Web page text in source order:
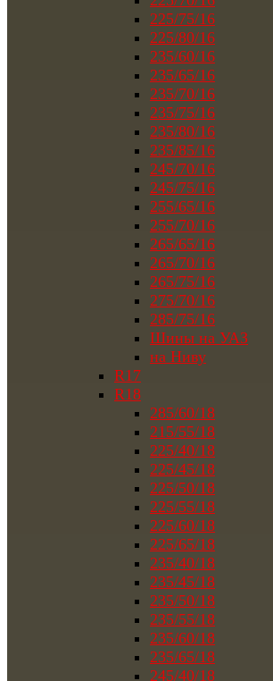
225/75/16
225/80/16
235/60/16
235/65/16
235/70/16
235/75/16
235/80/16
235/85/16
245/70/16
245/75/16
255/65/16
255/70/16
265/65/16
265/70/16
265/75/16
275/70/16
285/75/16
Шины на УАЗ
на Ниву
R17
R18
285/60/18
215/55/18
225/40/18
225/45/18
225/50/18
225/55/18
225/60/18
225/65/18
235/40/18
235/45/18
235/50/18
235/55/18
235/60/18
235/65/18
245/40/18